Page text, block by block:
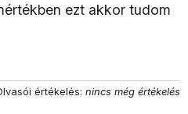
ezt akkor tudom
értékelés: nincs még értékelés